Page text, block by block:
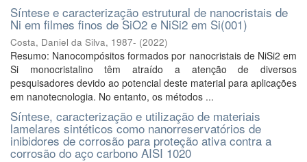
Síntese e caracterização estrutural de nanocristais de
Ni em filmes finos de SiO2 e NiSi2 em Si(001)
Costa, Daniel da Silva, 1987- (2022)
Resumo: Nanocompósitos formados por nanocristais de NiSi2 em
Si monocristalino têm atraído a atenção de diversos
pesquisadores devido ao potencial deste material para aplicações
em nanotecnologia. No entanto, os métodos ...
Síntese, caracterização e utilização de materiais
lamelares sintéticos como nanorreservatórios de
inibidores de corrosão para proteção ativa contra a
corrosão do aço carbono AISI 1020